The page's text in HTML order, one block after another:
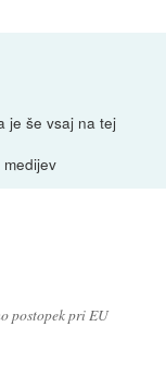
je še vsaj na tej
postopek pri EU